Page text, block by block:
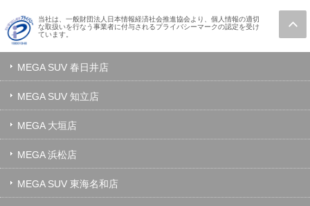
当社は、一般財団法人日本情報経済社会推進協会より、個人情報の適切
な取扱いを行なう事業者に付与されるプライバシーマークの認定を受け
ています。
MEGA SUV 春日井店
MEGA SUV 知立店
MEGA 大垣店
MEGA 浜松店
MEGA SUV 東海名和店